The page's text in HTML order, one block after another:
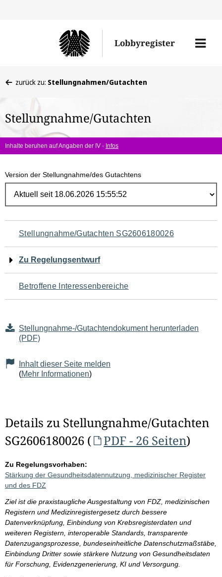
Lobbyregister
Menü
befinden
hier:
zurück zu: Stellungnahmen/Gutachten
Stellungnahme/Gutachten
Inhalte beruhen auf Angaben der IV - Infos
Version der Stellungnahme/des Gutachtens
Navigation
für
den
Seiteninhalt
Stellungnahme/Gutachten SG2606180026
Zu Regelungsentwurf
Betroffene Interessenbereiche
Stellungnahme-/Gutachtendokument herunterladen
(PDF)
Inhalt dieser Seite melden
(Mehr Informationen)
Details zu Stellungnahme/Gutachten
SG2606180026 (
PDF - 26 Seiten)
Zu Regelungsvorhaben:
Stärkung der Gesundheitsdatennutzung, medizinischer Register
und des FDZ
Ziel ist die praxistaugliche Ausgestaltung von FDZ, medizinischen
Registern und Medizinregistergesetz durch bessere
Datenverknüpfung, Einbindung von Krebsregisterdaten und
weiteren Registern, interoperable Standards, transparente
Datenzugangsprozesse, bundeseinheitliche Datenschutzmaßstäbe,
Einbindung Dritter sowie stärkere Nutzung von Gesundheitsdaten
für Forschung, Evidenzgenerierung, KI und Versorgung.